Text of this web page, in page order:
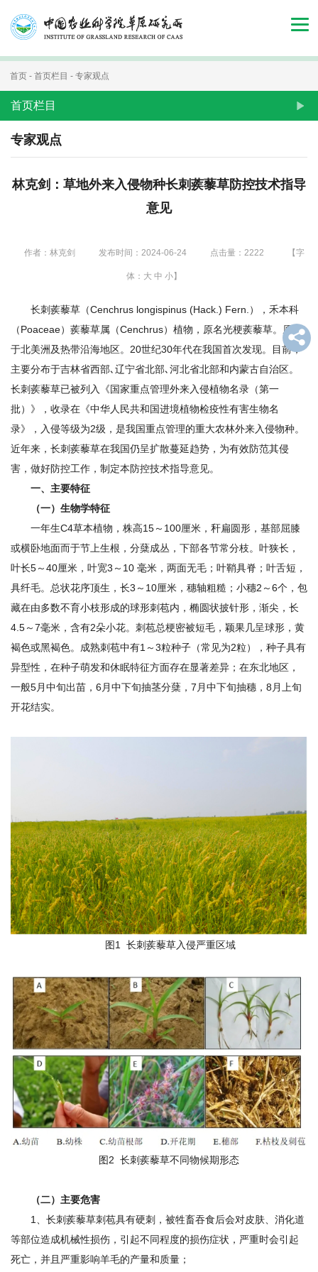
首
织
新
动
人
才
合
交
研
的
建
设
学
术
首页 - 首页栏目 - 专家观点
首页栏目
专家观点
林克剑：草地外来入侵物种长刺蒺藜草防控技术指导
意见
作者：林克剑 发布时间：2024-06-24 点击量： 2222 【字
体： 大 中 小】
长刺蒺藜草（Cenchrus longispinus (Hack.) Fern.），禾本科
（Poaceae）蒺藜草属（Cenchrus）植物，原名光梗蒺藜草。原产
于北美洲及热带沿海地区。20世纪30年代在我国首次发现。目前，
主要分布于吉林省西部､辽宁省北部､河北省北部和内蒙古自治区。
长刺蒺藜草已被列入《国家重点管理外来入侵植物名录（第一
批）》，收录在《中华人民共和国进境植物检疫性有害生物名
录》，入侵等级为2级，是我国重点管理的重大农林外来入侵物种。
近年来，长刺蒺藜草在我国仍呈扩散蔓延趋势，为有效防范其侵
害，做好防控工作，制定本防控技术指导意见。
一、主要特征
（一）生物学特征
一年生C4草本植物，株高15～100厘米，秆扁圆形，基部屈膝
或横卧地面而于节上生根，分蘖成丛，下部各节常分枝。叶狭长，
叶长5～40厘米，叶宽3～10 毫米，两面无毛；叶鞘具脊；叶舌短，
具纤毛。总状花序顶生，长3～10厘米，穗轴粗糙；小穗2～6个，包
藏在由多数不育小枝形成的球形刺苞内，椭圆状披针形，渐尖，长
4.5～7毫米，含有2朵小花。刺苞总梗密被短毛，颖果几呈球形，黄
褐色或黑褐色。成熟刺苞中有1～3粒种子（常见为2粒），种子具有
异型性，在种子萌发和休眠特征方面存在显著差异；在东北地区，
一般5月中旬出苗，6月中下旬抽茎分蘖，7月中下旬抽穗，8月上旬
开花结实。
图1 长刺蒺藜草入侵严重区域
图2 长刺蒺藜草不同物候期形态
（二）主要危害
1、长刺蒺藜草刺苞具有硬刺，被牲畜吞食后会对皮肤、消化道
等部位造成机械性损伤，引起不同程度的损伤症状，严重时会引起
死亡，并且严重影响羊毛的产量和质量；